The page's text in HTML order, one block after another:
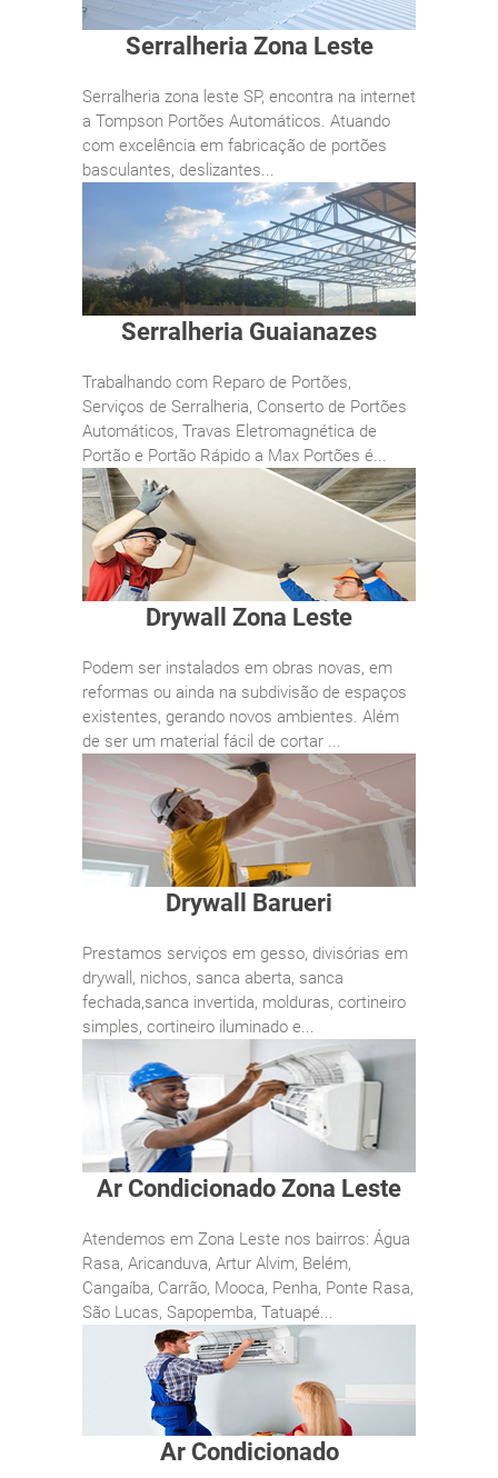
Serralheria Zona Leste
Serralheria zona leste SP, encontra na internet
a Tompson Portões Automáticos. Atuando
com excelência em fabricação de portões
basculantes, deslizantes...
Serralheria Guaianazes
Trabalhando com Reparo de Portões,
Serviços de Serralheria, Conserto de Portões
Automáticos, Travas Eletromagnética de
Portão e Portão Rápido a Max Portões é...
Drywall Zona Leste
Podem ser instalados em obras novas, em
reformas ou ainda na subdivisão de espaços
existentes, gerando novos ambientes. Além
de ser um material fácil de cortar ...
Drywall Barueri
Prestamos serviços em gesso, divisórias em
drywall, nichos, sanca aberta, sanca
fechada,sanca invertida, molduras, cortineiro
simples, cortineiro iluminado e...
Ar Condicionado Zona Leste
Atendemos em Zona Leste nos bairros: Água
Rasa, Aricanduva, Artur Alvim, Belém,
Cangaíba, Carrão, Mooca, Penha, Ponte Rasa,
São Lucas, Sapopemba, Tatuapé...
Ar Condicionado